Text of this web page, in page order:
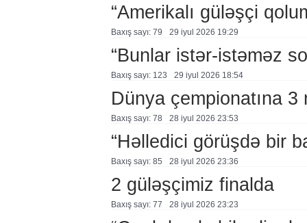
“Amerikalı güləşçi
Baxış sayı: 79 29 i̇yul 2026 19:29
“Bunlar istər-istəməz
Baxış sayı: 123 29 i̇yul 2026 18:54
Dünya çempionatına 3
Baxış sayı: 78 28 i̇yul 2026 23:53
“Həlledici görüşdə bir
Baxış sayı: 85 28 i̇yul 2026 23:36
2 güləşçimiz finalda
Baxış sayı: 77 28 i̇yul 2026 23:23